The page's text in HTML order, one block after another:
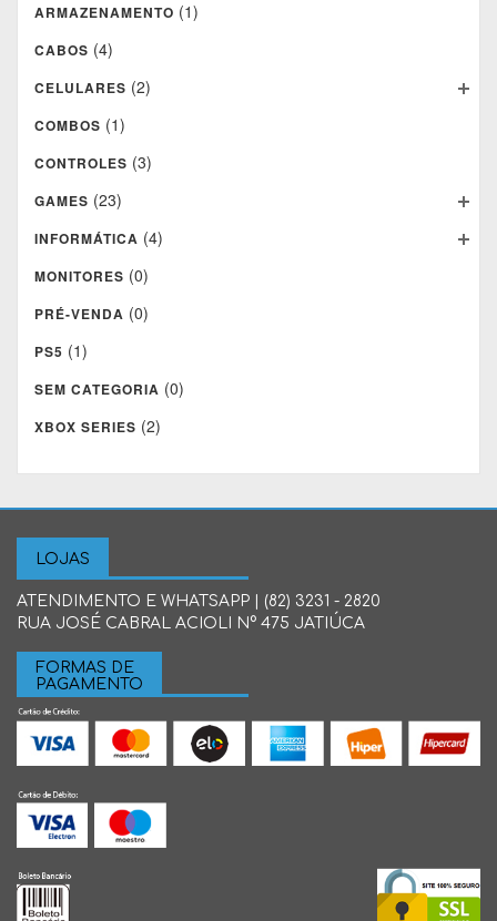
ARMAZENAMENTO (1)
CABOS (4)
CELULARES (2)
COMBOS (1)
CONTROLES (3)
GAMES (23)
INFORMÁTICA (4)
MONITORES (0)
PRÉ-VENDA (0)
PS5 (1)
SEM CATEGORIA (0)
XBOX SERIES (2)
LOJAS
ATENDIMENTO E WHATSAPP | (82) 3231 - 2820
RUA JOSÉ CABRAL ACIOLI N° 475 JATIÚCA
FORMAS DE
PAGAMENTO